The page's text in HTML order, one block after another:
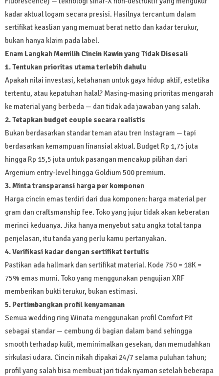
kadar aktual logam secara presisi. Hasilnya tercantum dalam
sertifikat keaslian yang memuat berat netto dan kadar terukur,
bukan hanya klaim pada label.
Enam Langkah Memilih Cincin Kawin yang Tidak Disesali
1. Tentukan prioritas utama terlebih dahulu
Apakah nilai investasi, ketahanan untuk gaya hidup aktif, estetika
tertentu, atau kepatuhan halal? Masing-masing prioritas mengarah
ke material yang berbeda — dan tidak ada jawaban yang salah.
2. Tetapkan budget couple secara realistis
Bukan berdasarkan standar teman atau tren Instagram — tapi
berdasarkan kemampuan finansial aktual. Budget Rp 1,75 juta
hingga Rp 15,5 juta untuk pasangan mencakup pilihan dari
Argenium entry-level hingga Goldium 500 premium.
3. Minta transparansi harga per komponen
Harga cincin emas terdiri dari dua komponen: harga material per
gram dan craftsmanship fee. Toko yang jujur tidak akan keberatan
merinci keduanya. Jika hanya menyebut satu angka total tanpa
penjelasan, itu tanda yang perlu kamu pertanyakan.
4. Verifikasi kadar dengan sertifikat tertulis
Pastikan ada hallmark dan sertifikat material. Kode 750 = 18K =
75% emas murni. Toko yang menggunakan pengujian XRF
memberikan bukti terukur, bukan estimasi.
5. Pertimbangkan profil kenyamanan
Semua wedding ring Winata menggunakan profil Comfort Fit
sebagai standar — cembung di bagian dalam band sehingga
smooth terhadap kulit, meminimalkan gesekan, dan memudahkan
sirkulasi udara. Cincin nikah dipakai 24/7 selama puluhan tahun;
profil yang salah bisa membuat jari tidak nyaman setelah beberapa